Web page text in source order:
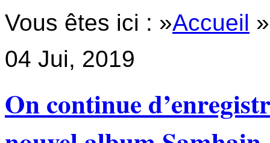
Vous êtes ici : »Accueil
04 Jui, 2019
On continue